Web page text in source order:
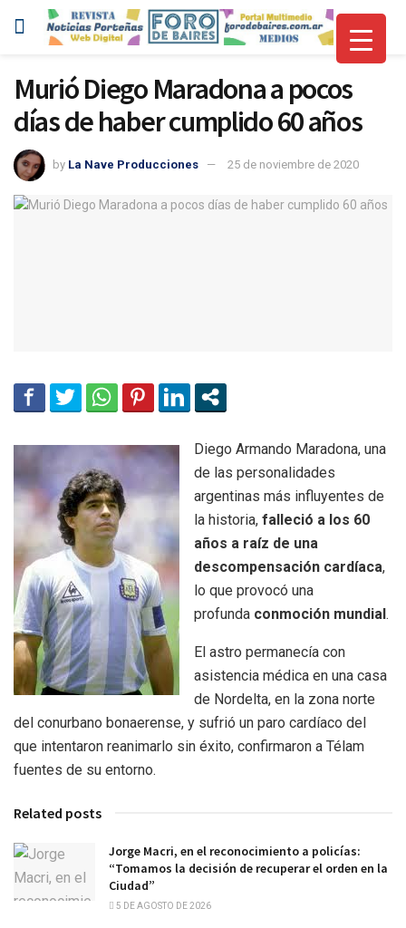
Murió Diego Maradona a pocos
días de haber cumplido 60 años
by La Nave Producciones 25 de noviembre de 2020
Diego Armando Maradona, una
de las personalidades
argentinas más influyentes de
la historia, falleció a los 60
años a raíz de una
descompensación cardíaca,
lo que provocó una
profunda conmoción mundial.
El astro permanecía con
asistencia médica en una casa
de Nordelta, en la zona norte
del conurbano bonaerense, y sufrió un paro cardíaco del
que intentaron reanimarlo sin éxito, confirmaron a Télam
fuentes de su entorno.
Related posts
Jorge Macri, en el reconocimiento a policías:
“Tomamos la decisión de recuperar el orden en la
Ciudad”
5 DE AGOSTO DE 2026